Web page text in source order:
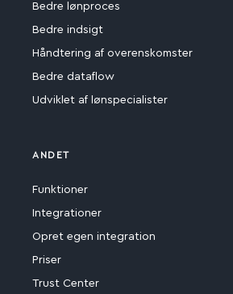
Bedre lønproces
Bedre indsigt
Håndtering af overenskomster
Bedre dataflow
Udviklet af lønspecialister
ANDET
Funktioner
Integrationer
Opret egen integration
Priser
Trust Center